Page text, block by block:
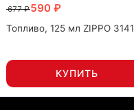
677 ₽590 ₽
Топливо, 125 мл ZIPPO 3141
КУПИТЬ